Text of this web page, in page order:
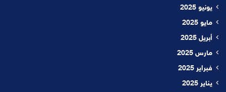
يونيو 2025
مايو 2025
أبريل 2025
مارس 2025
فبراير 2025
يناير 2025